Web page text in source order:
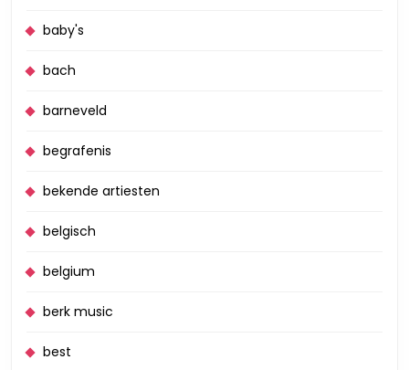
baby's
bach
barneveld
begrafenis
bekende artiesten
belgisch
belgium
berk music
best